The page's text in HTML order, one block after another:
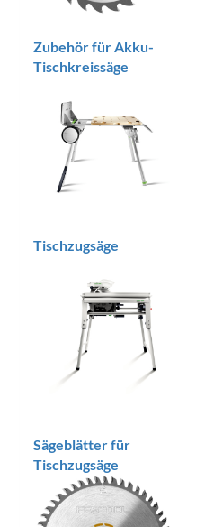
Zubehör für Akku-
Tischkreissäge
Tischzugsäge
Sägeblätter für
Tischzugsäge